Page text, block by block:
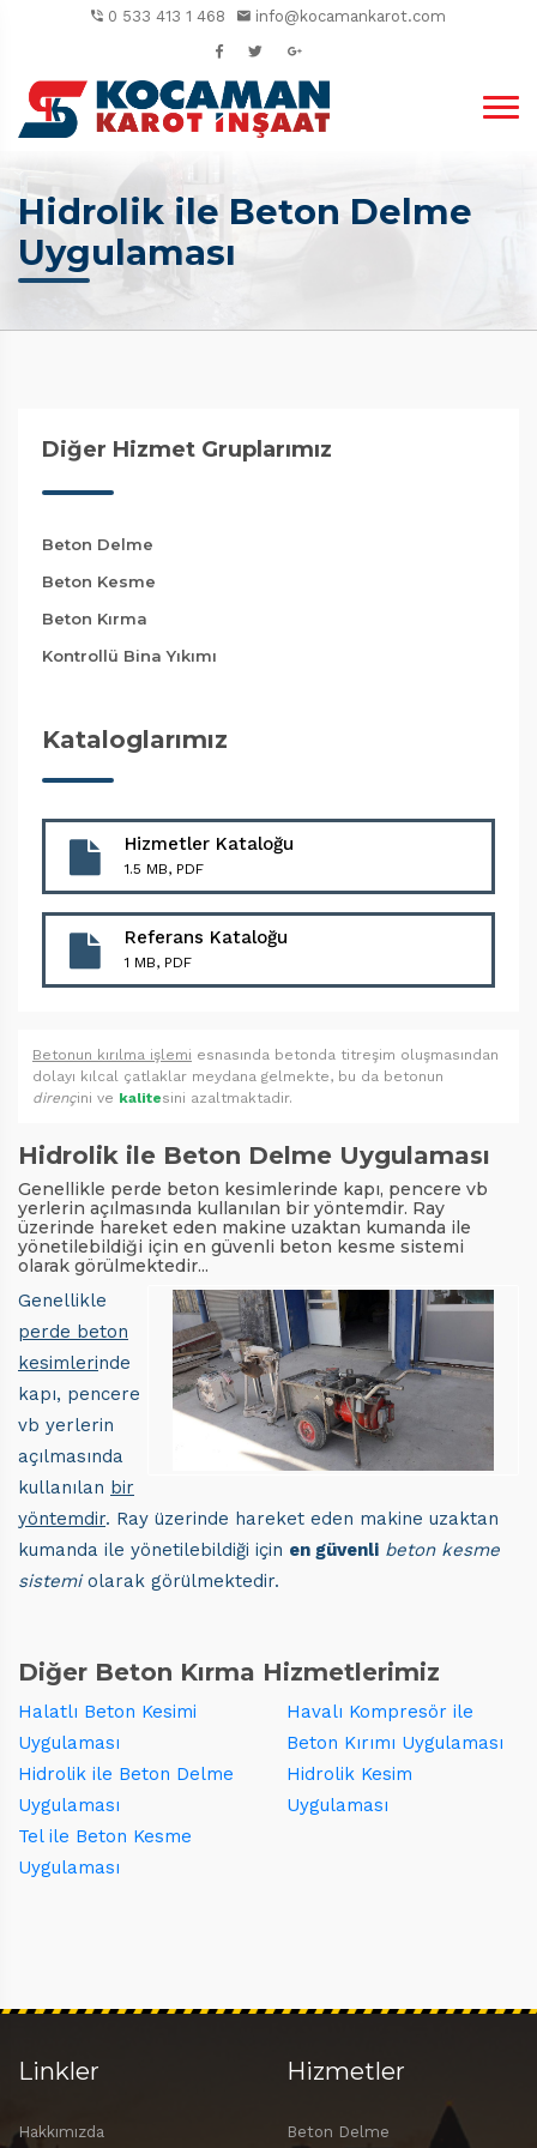
0 533 413 1 468 info@kocamankarot.com
Hidrolik ile Beton Delme
Uygulaması
Diğer Hizmet Gruplarımız
Beton Delme
Beton Kesme
Beton Kırma
Kontrollü Bina Yıkımı
Kataloglarımız
Hizmetler Kataloğu
1.5 MB, PDF
Referans Kataloğu
1 MB, PDF
Betonun kırılma işlemi esnasında betonda titreşim oluşmasından
dolayı kılcal çatlaklar meydana gelmekte, bu da betonun
dirençini ve kalitesini azaltmaktadir.
Hidrolik ile Beton Delme Uygulaması
Genellikle perde beton kesimlerinde kapı, pencere vb
yerlerin açılmasında kullanılan bir yöntemdir. Ray
üzerinde hareket eden makine uzaktan kumanda ile
yönetilebildiği için en güvenli beton kesme sistemi
olarak görülmektedir...
Genellikle
perde beton
kesimlerinde
kapı, pencere
vb yerlerin
açılmasında
kullanılan bir
yöntemdir. Ray üzerinde hareket eden makine uzaktan
kumanda ile yönetilebildiği için en güvenli beton kesme
sistemiolarak görülmektedir.
Diğer Beton Kırma Hizmetlerimiz
Halatlı Beton Kesimi
Uygulaması
Havalı Kompresör ile
Beton Kırımı Uygulaması
Hidrolik ile Beton Delme
Uygulaması
Hidrolik Kesim
Uygulaması
Tel ile Beton Kesme
Uygulaması
Linkler
Hakkımızda
Hizmetler
Beton Delme